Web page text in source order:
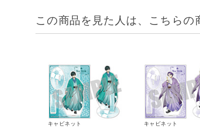
この商品を見た人は、こちらの
キャビネット キャビネット